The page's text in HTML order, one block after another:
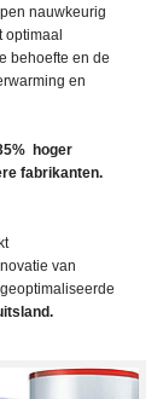
nauwkeurig
optimaal
behoefte en de
en
hoger
fabrikanten.
van